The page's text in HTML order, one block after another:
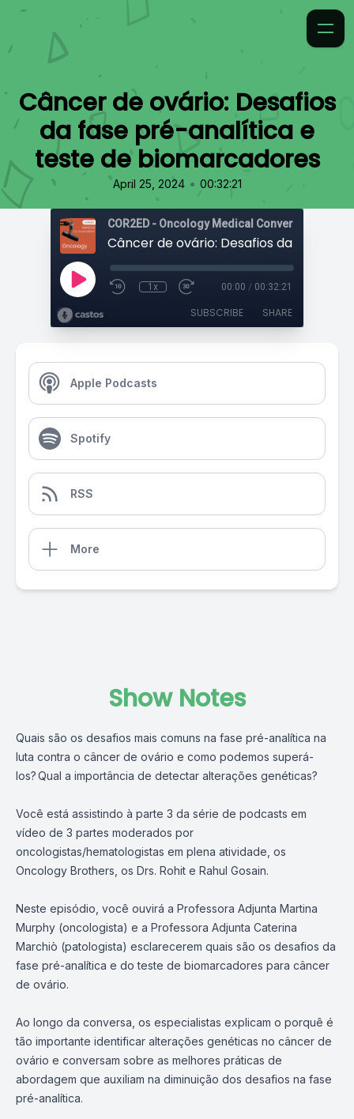
Câncer de ovário: Desafios
da fase pré-analítica e
teste de biomarcadores
April 25, 2024 • 00:32:21
COR2ED - Oncology Medical Conversation
1x 00:00 / 00:32:21
SUBSCRIBE SHARE
Apple Podcasts
Spotify
RSS
More
Show Notes
Quais são os desafios mais comuns na fase pré-analítica na
luta contra o câncer de ovário e como podemos superá-
los? Qual a importância de detectar alterações genéticas?
Você está assistindo à parte 3 da série de podcasts em
vídeo de 3 partes moderados por
oncologistas/hematologistas em plena atividade, os
Oncology Brothers, os Drs. Rohit e Rahul Gosain.
Neste episódio, você ouvirá a Professora Adjunta Martina
Murphy (oncologista) e a Professora Adjunta Caterina
Marchiò (patologista) esclarecerem quais são os desafios da
fase pré-analítica e do teste de biomarcadores para câncer
de ovário.
Ao longo da conversa, os especialistas explicam o porquê é
tão importante identificar alterações genéticas no câncer de
ovário e conversam sobre as melhores práticas de
abordagem que auxiliam na diminuição dos desafios na fase
pré-analítica.